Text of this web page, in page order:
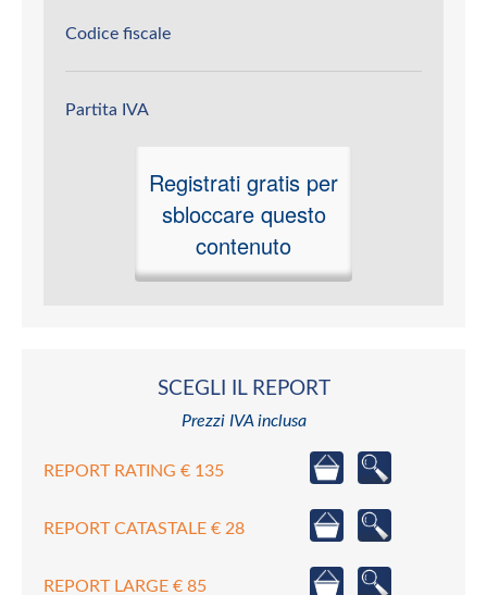
Codice fiscale
Partita IVA
Registrati gratis per
sbloccare questo
contenuto
SCEGLI IL REPORT
Prezzi IVA inclusa
REPORT RATING € 135
REPORT CATASTALE € 28
REPORT LARGE € 85